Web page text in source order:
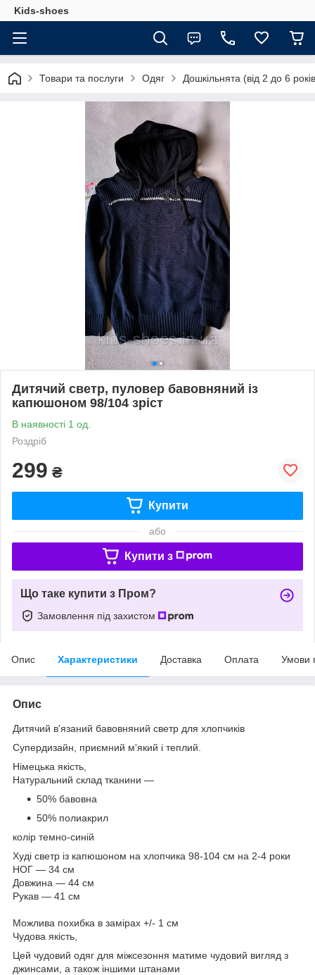
Kids-shoes
Товари та послуги Одяг Дошкільнята (від 2 до 6
Дитячий светр, пуловер бавовняний із
капюшоном 98/104 зріст
В наявності 1 од.
Роздріб
299 ₴
Купити
або
Купити з
Що таке купити з Пром?
Замовлення під захистом
Опис Характеристики Доставка Оплата Умови
Опис
Дитячий в'язаний бавовняний светр для хлопчиків
Супердизайн, приємний м'який і теплий.
Німецька якість,
Натуральний склад тканини —
50% бавовна
50% полиакрил
колір темно-синій
Худі светр із капюшоном на хлопчика 98-104 см на 2-4 роки
НОГ — 34 см
Довжина — 44 см
Рукав — 41 см
Можлива похибка в замірах +/- 1 см
Чудова якість,
Цей чудовий одяг для міжсезоння матиме чудовий вигляд з
джинсами, а також іншими штанами